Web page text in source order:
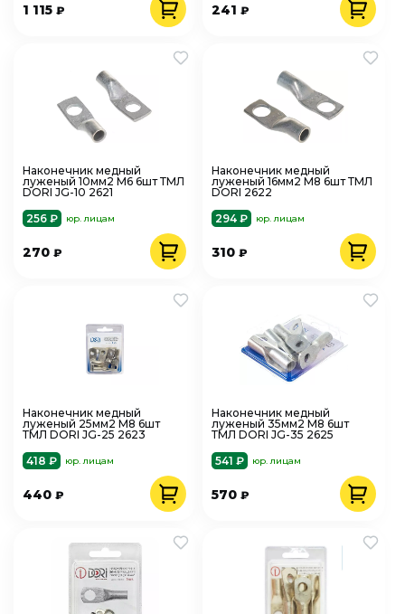
1 115 ₽ 241₽
Наконечник медный
луженый 10мм2 М6 6шт ТМЛ
DORI JG-10 2621
256 ₽
юр. лицам
270 ₽
Наконечник медный
луженый 16мм2 М8 6шт ТМЛ
DORI 2622
294 ₽
юр. лицам
310₽
Наконечник медный
луженый 25мм2 М8 6шт
ТМЛ DORI JG-25 2623
418 ₽
юр. лицам
440 ₽
Наконечник медный
луженый 35мм2 М8 6шт
ТМЛ DORI JG-35 2625
541 ₽
юр. лицам
570₽